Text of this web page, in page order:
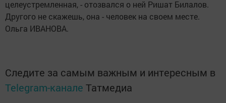
целеустремленная, - отозвался о ней Ришат Билалов.
Другого не скажешь, она - человек на своем месте.
Ольга ИВАНОВА.
Следите за самым важным и интересным в
Telegram-канале Татмедиа